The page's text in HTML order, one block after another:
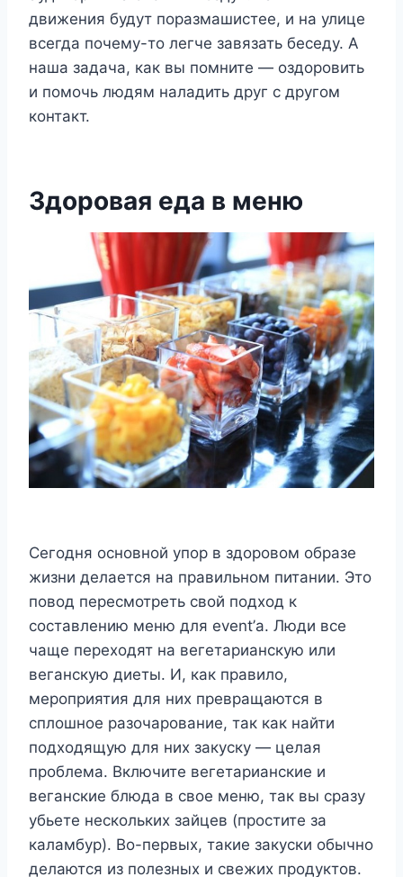
движения будут поразмашистее, и на улице
всегда почему-то легче завязать беседу. А
наша задача, как вы помните — оздоровить
и помочь людям наладить друг с другом
контакт.
Здоровая еда в меню
Сегодня основной упор в здоровом образе
жизни делается на правильном питании. Это
повод пересмотреть свой подход к
составлению меню для event’а. Люди все
чаще переходят на вегетарианскую или
веганскую диеты. И, как правило,
мероприятия для них превращаются в
сплошное разочарование, так как найти
подходящую для них закуску — целая
проблема. Включите вегетарианские и
веганские блюда в свое меню, так вы сразу
убьете нескольких зайцев (простите за
каламбур). Во-первых, такие закуски обычно
делаются из полезных и свежих продуктов.